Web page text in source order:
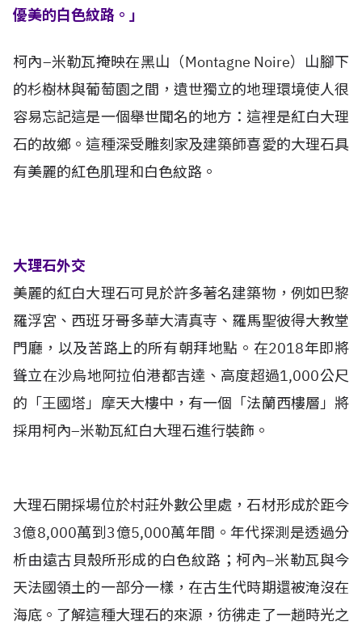
優美的白色紋路。」
柯內–米勒瓦掩映在黑山（Montagne Noire）山腳下
的杉樹林與葡萄園之間，遺世獨立的地理環境使人很
容易忘記這是一個舉世聞名的地方：這裡是紅白大理
石的故鄉。這種深受雕刻家及建築師喜愛的大理石具
有美麗的紅色肌理和白色紋路。
大理石外交
美麗的紅白大理石可見於許多著名建築物，例如巴黎
羅浮宮、西班牙哥多華大清真寺、羅馬聖彼得大教堂
門廳，以及苦路上的所有朝拜地點。在2018年即將
聳立在沙烏地阿拉伯港都吉達、高度超過1,000公尺
的「王國塔」摩天大樓中，有一個「法蘭西樓層」將
採用柯內–米勒瓦紅白大理石進行裝飾。
大理石開採場位於村莊外數公里處，石材形成於距今
3億8,000萬到3億5,000萬年間。年代探測是透過分
析由遠古貝殼所形成的白色紋路；柯內–米勒瓦與今
天法國領土的一部分一樣，在古生代時期還被淹沒在
海底。了解這種大理石的來源，彷彿走了一趟時光之